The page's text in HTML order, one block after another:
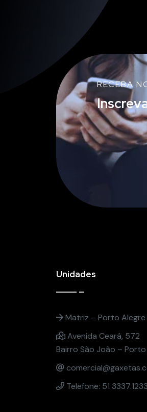
RECEBA
Unidades
Matriz – Porto Alegre
Avenida Ceará, 572
Bairro São João –
Telefone: 51 3337.1233